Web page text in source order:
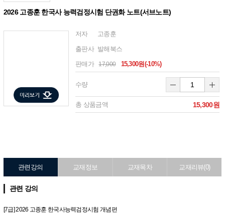
2026 고종훈 한국사 능력검정시험 단권화 노트(서브노트)
저자 고종훈
출판사 발해북스
판매가 17,000 15,300원(-10%)
수량
총 상품금액 15,300원
관련강의 교재정보 교재목차 교재리뷰(0)
관련 강의
[7급] 2026 고종훈 한국사능력검정시험 개념편